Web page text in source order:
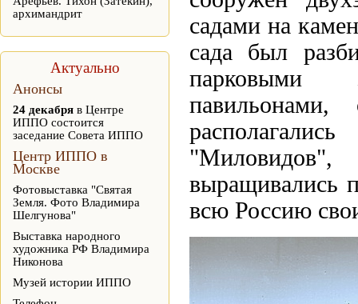
архимандрит
Актуально
Анонсы
24 декабря в Центре
ИППО состоится
заседание Совета ИППО
Центр ИППО в
Москве
Фотовыставка "Святая
Земля. Фото Владимира
Шелгунова"
Выставка народного
художника РФ Владимира
Никонова
Музей истории ИППО
садами на
сада был
парковыми
выращивались
всю Россию